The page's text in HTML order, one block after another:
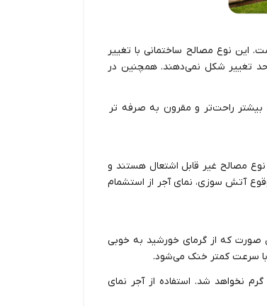
این نوع مصالح ساختمانی با تغییر
تغییر شکل نمی‌دهند. همچنین در
بیشتر راحت‌تر و مقرون به صرفه تر
نوع مصالح غیر قابل اشتعال هستند و
آتش سوزی، نمای آجر از استشمام
صورت که از گرمای خورشید به خوبی
سرعت کمتر خنک می‌شود.
نخواهد شد. استفاده از آجر نمای